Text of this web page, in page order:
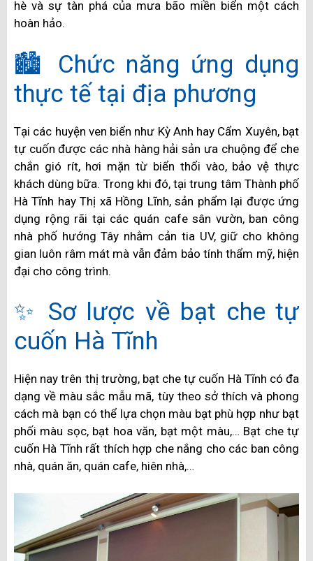
hè và sự tàn phá của mưa bão miền biển một cách
hoàn hảo.
🏙️ Chức năng ứng dụng
thực tế tại địa phương
Tại các huyện ven biển như Kỳ Anh hay Cẩm Xuyên, bạt
tự cuốn được các nhà hàng hải sản ưa chuộng để che
chắn gió rít, hơi mặn từ biển thổi vào, bảo vệ thực
khách dùng bữa. Trong khi đó, tại trung tâm Thành phố
Hà Tĩnh hay Thị xã Hồng Lĩnh, sản phẩm lại được ứng
dụng rộng rãi tại các quán cafe sân vườn, ban công
nhà phố hướng Tây nhằm cản tia UV, giữ cho không
gian luôn râm mát mà vẫn đảm bảo tính thẩm mỹ, hiện
đại cho công trình.
✨ Sơ lược về bạt che tự
cuốn Hà Tĩnh
Hiện nay trên thị trường, bạt che tự cuốn Hà Tĩnh có đa
dạng về màu sắc mẫu mã, tùy theo sở thích và phong
cách mà bạn có thể lựa chọn màu bạt phù hợp như bạt
phối màu sọc, bạt hoa văn, bạt một màu,… Bạt che tự
cuốn Hà Tĩnh rất thích hợp che nắng cho các ban công
nhà, quán ăn, quán cafe, hiên nhà,…